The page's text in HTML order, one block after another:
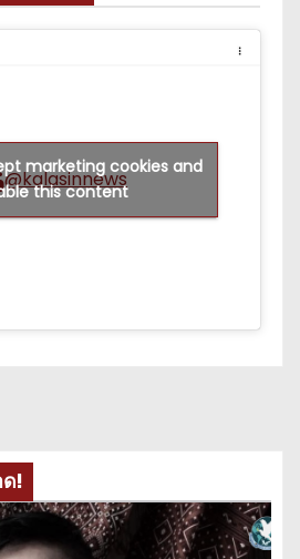
@kalasinnews
marketing cookies and
this content
!